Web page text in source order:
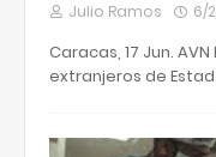
Julio Ramos 6/
Caracas, 17 Jun.
extranjeros de